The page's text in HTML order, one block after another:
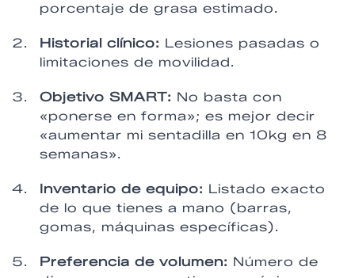
porcentaje de grasa estimado.
Historial clínico: Lesiones pasadas o
limitaciones de movilidad.
Objetivo SMART: No basta con
«ponerse en forma»; es mejor decir
«aumentar mi sentadilla en 10kg en 8
semanas».
Inventario de equipo: Listado exacto
de lo que tienes a mano (barras,
gomas, máquinas específicas).
Preferencia de volumen: Número de